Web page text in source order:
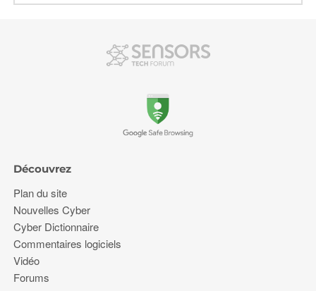
Découvrez
Plan du site
Nouvelles Cyber
Cyber Dictionnaire
Commentaires logiciels
Vidéo
Forums